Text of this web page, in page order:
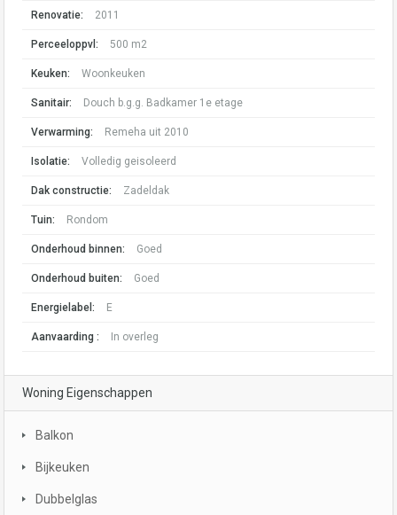
Renovatie: 2011
Perceeloppvl: 500 m2
Keuken: Woonkeuken
Sanitair: Douch b.g.g. Badkamer 1e etage
Verwarming: Remeha uit 2010
Isolatie: Volledig geisoleerd
Dak constructie: Zadeldak
Tuin: Rondom
Onderhoud binnen: Goed
Onderhoud buiten: Goed
Energielabel: E
Aanvaarding : In overleg
Woning Eigenschappen
Balkon
Bijkeuken
Dubbelglas